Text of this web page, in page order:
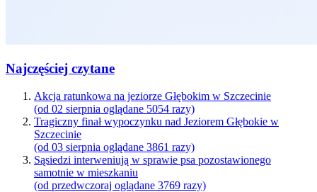
Najczęściej czytane
Akcja ratunkowa na jeziorze Głębokim w Szczecinie
(od 02 sierpnia oglądane 5054 razy)
Tragiczny finał wypoczynku nad Jeziorem Głębokie w
Szczecinie
(od 03 sierpnia oglądane 3861 razy)
Sąsiedzi interweniują w sprawie psa pozostawionego
samotnie w mieszkaniu
(od przedwczoraj oglądane 3769 razy)